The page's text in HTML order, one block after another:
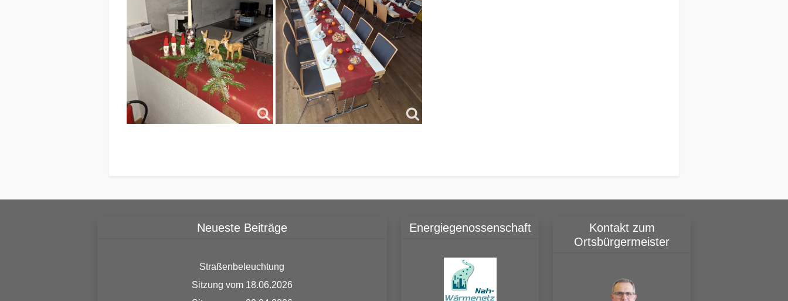
Neueste Beiträge
Straßenbeleuchtung
Sitzung vom 18.06.2026
Energiegenossenschaft
Kontakt zum
Ortsbürgermeister